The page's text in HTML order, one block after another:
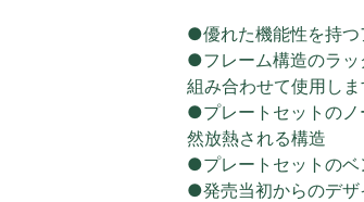
●優れた機能性を持つ
●フレーム構造のラッ
組み合わせて使用しま
●プレートセットのノ
然放熱される構造
●プレートセットのベ
●発売当初からのデザ